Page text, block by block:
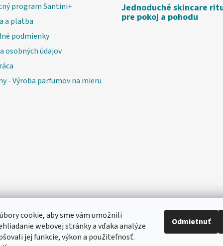
cookie, aby sme vám umožnili
webovej stránky a vďaka analýze
jej funkcie, výkon a použiteľnosť.
Odmietnuť
program Santini+
a platba
podmienky
osobných údajov
- Výroba parfumov na mieru
Jednoduché skincare
pre pokoj a pohodu